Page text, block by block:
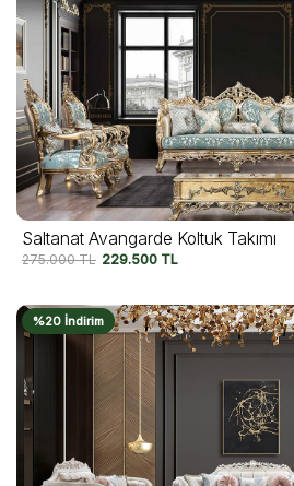
Saltanat Avangarde Koltuk Takımı
275.000TL 229.500 TL
%20 İndirim